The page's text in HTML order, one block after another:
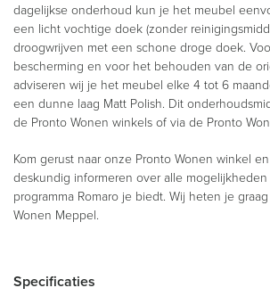
dagelijkse onderhoud kun je het meubel
een licht vochtige doek (zonder
droogwrijven met een schone droge doek.
bescherming en voor het behouden van de
adviseren wij je het meubel elke 4 tot 6
een dunne laag Matt Polish. Dit
de Pronto Wonen winkels of via de Pronto
Kom gerust naar onze Pronto Wonen winkel
deskundig informeren over alle
programma Romaro je biedt. Wij heten je
Wonen Meppel.
Specificaties